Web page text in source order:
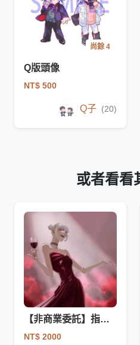
尚餘 4
Q版頭像
NT$ 500
Q子 (20)
或者看看
【非商業委託】指定tag驚喜包
NT$ 2000